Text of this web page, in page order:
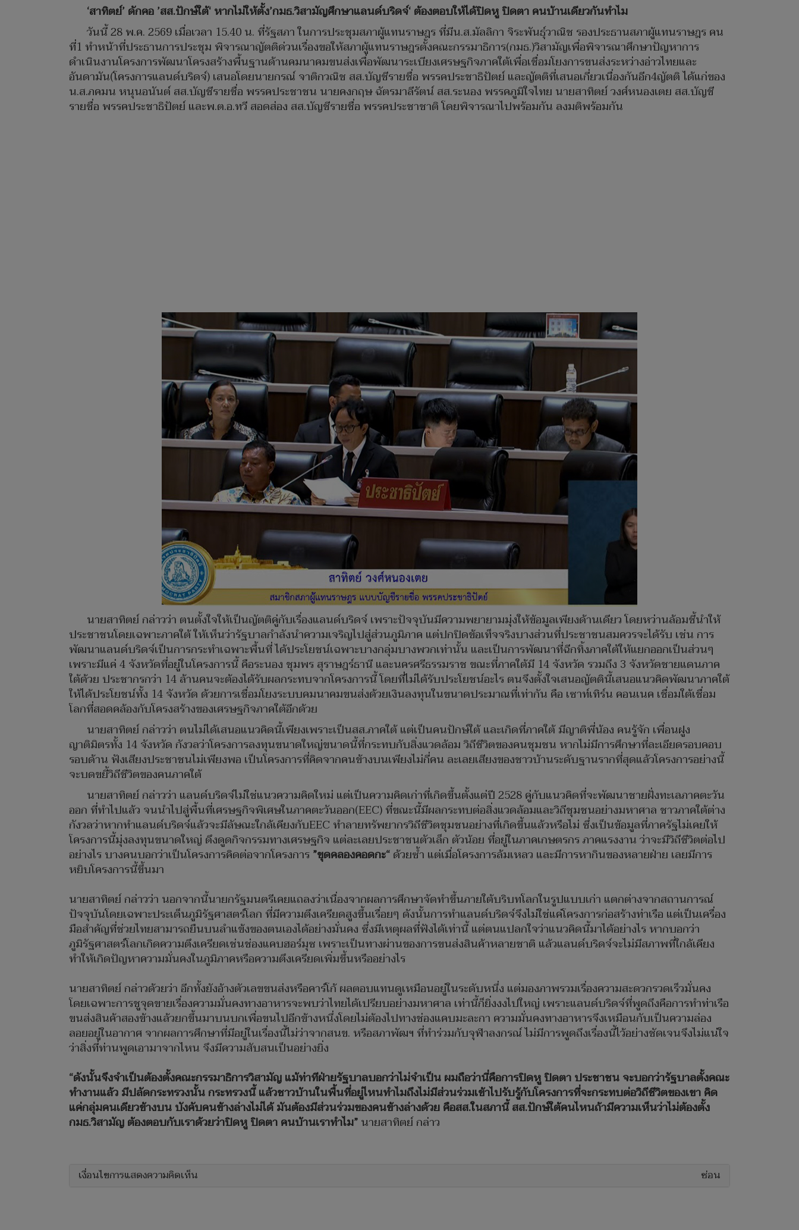
‘สาทิตย์’ ดักคอ ’สส.ปักษ์ใต้‘ หากไม่ให้ตั้ง’กมธ.วิสามัญศึกษาแลนด์บริดจ์‘ ต้องตอบให้ได้ปิดหู ปิดตา คนบ้านเดียวกันทำไม
วันนี้ 28 พ.ค. 2569 เมื่อเวลา 15.40 น. ที่รัฐสภา ในการประชุมสภาผู้แทนราษฎร ที่มีน.ส.มัลลิกา จิระพันธุ์วาณิช รองประธานสภาผู้แทนราษฎร คน
ที่1 ทำหน้าที่ประธานการประชุม พิจารณาญัตติด่วนเรื่องขอให้สภาผู้แทนราษฎรตั้งคณะกรรมาธิการ(กมธ.)วิสามัญเพื่อพิจารณาศึกษาปัญหาการ
ดำเนินงานโครงการพัฒนาโครงสร้างพื้นฐานด้านคมนาคมขนส่งเพื่อพัฒนาระเบียงเศรษฐกิจภาคใต้เพื่อเชื่อมโยงการขนส่งระหว่างอ่าวไทยและ
อันดามัน(โครงการแลนด์บริดจ์) เสนอโดยนายกรณ์ จาติกวณิช สส.บัญชีรายชื่อ พรรคประชาธิปัตย์ และญัตติที่เสนอเกี่ยวเนื่องกันอีก4ญัตติ ได้แก่ของ
น.ส.ภคมน หนุนอนันต์ สส.บัญชีรายชื่อ พรรคประชาชน นายคงกฤษ ฉัตรมาลีรัตน์ สส.ระนอง พรรคภูมิใจไทย นายสาทิตย์ วงศ์หนองเตย สส.บัญชี
รายชื่อ พรรคประชาธิปัตย์ และพ.ต.อ.ทวี สอดส่อง สส.บัญชีรายชื่อ พรรคประชาชาติ โดยพิจารณาไปพร้อมกัน ลงมติพร้อมกัน
นายสาทิตย์ กล่าวว่า ตนตั้งใจให้เป็นญัตติคู่กับเรื่องแลนด์บริดจ์ เพราะปัจจุบันมีความพยายามมุ่งให้ข้อมูลเพียงด้านเดียว โดยหว่านล้อมชี้นำให้
ประชาชนโดยเฉพาะภาคใต้ ให้เห็นว่ารัฐบาลกำลังนำความเจริญไปสู่ส่วนภูมิภาค แต่ปกปิดข้อเท็จจริงบางส่วนที่ประชาชนสมควรจะได้รับ เช่น การ
พัฒนาแลนด์บริดจ์เป็นการกระทำเฉพาะพื้นที่ ได้ประโยชน์เฉพาะบางกลุ่มบางพวกเท่านั้น และเป็นการพัฒนาที่ฉีกทิ้งภาคใต้ให้แยกออกเป็นส่วนๆ
เพราะมีแค่ 4 จังหวัดที่อยู่ในโครงการนี้ คือระนอง ชุมพร สุราษฎร์ธานี และนครศรีธรรมราช ขณะที่ภาคใต้มี 14 จังหวัด รวมถึง 3 จังหวัดชายแดนภาค
ใต้ด้วย ประชากรกว่า 14 ล้านคนจะต้องได้รับผลกระทบจากโครงการนี้ โดยที่ไม่ได้รับประโยชน์อะไร ตนจึงตั้งใจเสนอญัตตินี้เสนอแนวคิดพัฒนาภาคใต้
ให้ได้ประโยชน์ทั้ง 14 จังหวัด ด้วยการเชื่อมโยงระบบคมนาคมขนส่งด้วยเงินลงทุนในขนาดประมาณที่เท่ากัน คือ เซาท์เทิร์น คอนเนค เชื่อมใต้เชื่อม
โลกที่สอดคล้องกับโครงสร้างของเศรษฐกิจภาคใต้อีกด้วย
นายสาทิตย์ กล่าวว่า ตนไม่ได้เสนอแนวคิดนี้เพียงเพราะเป็นสส.ภาคใต้ แต่เป็นคนปักษ์ใต้ และเกิดที่ภาคใต้ มีญาติพี่น้อง คนรู้จัก เพื่อนฝูง
ญาติมิตรทั้ง 14 จังหวัด กังวลว่าโครงการลงทุนขนาดใหญ่ขนาดนี้ที่กระทบกับสิ่งแวดล้อม วิถีชีวิตของคนชุมชน หากไม่มีการศึกษาที่ละเอียดรอบคอบ
รอบด้าน ฟังเสียงประชาชนไม่เพียงพอ เป็นโครงการที่คิดจากคนข้างบนเพียงไม่กี่คน ละเลยเสียงของชาวบ้านระดับฐานรากที่สุดแล้วโครงการอย่างนี้
จะบดขยี้วิถีชีวิตของคนภาคใต้
นายสาทิตย์ กล่าวว่า แลนด์บริดจ์ไม่ใช่แนวความคิดใหม่ แต่เป็นความคิดเก่าที่เกิดขึ้นตั้งแต่ปี 2528 คู่กับแนวคิดที่จะพัฒนาชายฝั่งทะเลภาคตะวัน
ออก ที่ทำไปแล้ว จนนำไปสู่พื้นที่เศรษฐกิจพิเศษในภาคตะวันออก(EEC) ที่ขณะนี้มีผลกระทบต่อสิ่งแวดล้อมและวิถีชุมชนอย่างมหาศาล ชาวภาคใต้ต่าง
กังวลว่าหากทำแลนด์บริดจ์แล้วจะมีลัษณะใกล้เคียงกับEEC ทำลายทรัพยากรวิถีชีวิตชุมชนอย่างที่เกิดขึ้นแล้วหรือไม่ ซึ่งเป็นข้อมูลที่ภาครัฐไม่เคยให้
โครงการนี้มุ่งลงทุนขนาดใหญ่ ดึงดูดกิจกรรมทางเศรษฐกิจ แต่ละเลยประชาชนตัวเล็ก ตัวน้อย ที่อยู่ในภาคเกษตรกร ภาคแรงงาน ว่าจะมีวิถีชีวิตต่อไป
อย่างไร บางคนบอกว่าเป็นโครงการคิดต่อจากโครงการ”ขุดคลองคอดกะ“ด้วยซ้ำ แต่เมื่อโครงการล้มเหลว และมีการหากินของหลายฝ่าย เลยมีการ
หยิบโครงการนี้ขึ้นมา
นายสาทิตย์ กล่าวว่า นอกจากนี้นายกรัฐมนตรีเคยแถลงว่าเนื่องจากผลการศึกษาจัดทำขึ้นภายใต้บริบทโลกในรูปแบบเก่า แตกต่างจากสถานการณ์
ปัจจุบันโดยเฉพาะประเด็นภูมิรัฐศาสตร์โลก ที่มีความตึงเครียดสูงขึ้นเรื่อยๆ ดังนั้นการทำแลนด์บริดจ์จึงไม่ใช่แค่โครงการก่อสร้างท่าเรือ แต่เป็นเครื่อง
มือสำคัญที่ช่วยไทยสามารถยืนบนลำแข้งของตนเองได้อย่างมั่นคง ซึ่งมีเหตุผลที่ฟังได้เท่านี้ แต่ตนแปลกใจว่าแนวคิดนี้มาได้อย่างไร หากบอกว่า
ภูมิรัฐศาสตร์โลกเกิดความตึงเครียดเช่นช่องแคบฮอร์มุซ เพราะเป็นทางผ่านของการขนส่งสินค้าหลายชาติ แล้วแลนด์บริดจ์จะไม่มีสภาพที่ใกล้เคียง
ทำให้เกิดปัญหาความมั่นคงในภูมิภาคหรือความตึงเครียดเพิ่มขึ้นหรืออย่างไร
นายสาทิตย์ กล่าวด้วยว่า อีกทั้งยังอ้างตัวเลขขนส่งหรือคาร์โก้ ผลตอบแทนดูเหมือนอยู่ในระดับหนึ่ง แต่มองภาพรวมเรื่องความสะดวกรวดเร็วมั่นคง
โดยเฉพาะการชูจุดขายเรื่องความมั่นคงทางอาหารจะพบว่าไทยได้เปรียบอย่างมหาศาล เท่านี้ก็ยิ่งงงไปใหญ่ เพราะแลนด์บริดจ์ที่พูดถึงคือการทำท่าเรือ
ขนส่งสินค้าสองข้างแล้วยกขึ้นมาบนบกเพื่อขนไปอีกข้างหนึ่งโดยไม่ต้องไปทางช่องแคบมะละกา ความมั่นคงทางอาหารจึงเหมือนกับเป็นความล่อง
ลอยอยู่ในอากาศ จากผลการศึกษาที่มีอยู่ในเรื่องนี้ไม่ว่าจากสนข. หรือสภาพัฒฯ ที่ทำร่วมกับจุฬาลงกรณ์ ไม่มีการพูดถึงเรื่องนี้ไว้อย่างชัดเจนจึงไม่แน่ใจ
ว่าสิ่งที่ท่านพูดเอามาจากไหน จึงมีความสับสนเป็นอย่างยิ่ง
“ดังนั้นจึงจำเป็นต้องตั้งคณะกรรมาธิการวิสามัญ แม้ท่าทีฝ่ายรัฐบาลบอกว่าไม่จำเป็น ผมถือว่านี่คือการปิดหู ปิดตา ประชาชน จะบอกว่ารัฐบาลตั้งคณะ
ทำงานแล้ว มีปลัดกระทรวงนั้น กระทรวงนี้ แล้วชาวบ้านในพื้นที่อยู่ไหนทำไมถึงไม่มีส่วนร่วมเข้าไปรับรู้กับโครงการที่จะกระทบต่อวิถีชีวิตของเขา คิด
แค่กลุ่มคนเดียวข้างบน บังคับคนข้างล่างไม่ได้ มันต้องมีส่วนร่วมของคนข้างล่างด้วย คือสส.ในสภานี้ สส.ปักษ์ใต้คนไหนถ้ามีความเห็นว่าไม่ต้องตั้ง
กมธ.วิสามัญ ต้องตอบกับเราด้วยว่าปิดหู ปิดตา คนบ้านเราทำไม”นายสาทิตย์ กล่าว
เงื่อนไขการแสดงความคิดเห็น ซ่อน